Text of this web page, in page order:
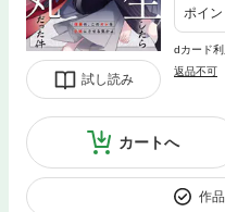
試し読み
ポイ
dカード
返品不可
カートへ
作